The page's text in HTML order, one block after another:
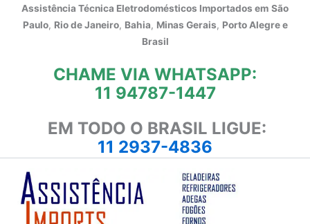
Assistência Técnica Eletrodomésticos Importados em São
Paulo, Rio de Janeiro, Bahia, Minas Gerais, Porto Alegre e
Brasil
CHAME VIA WHATSAPP:
11 94787-1447
EM TODO O BRASIL LIGUE:
11 2937-4836